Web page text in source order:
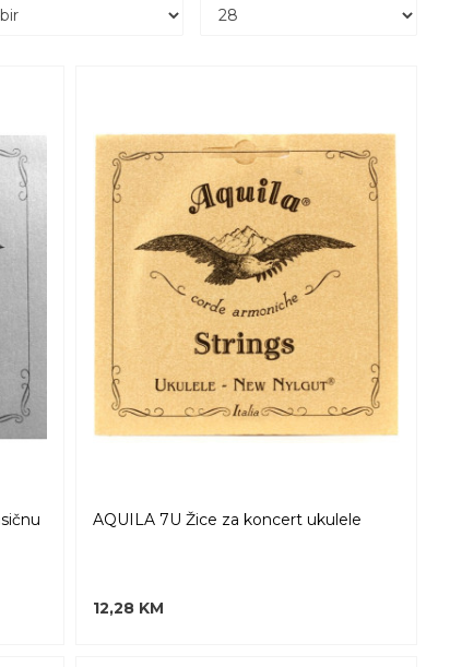
AQUILA 7U Žice za koncert ukulele
12,28 KM